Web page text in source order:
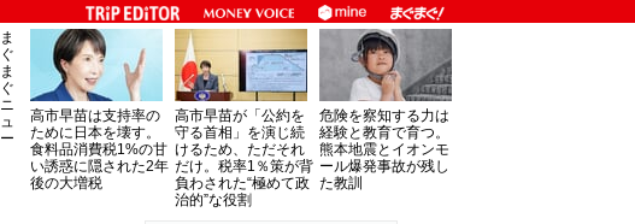
ま
ぐ
ま
ぐ
ニ
ュ
ー
高市早苗は支持率の
ために日本を壊す。
食料品消費税1%の甘
い誘惑に隠された2年
後の大増税
高市早苗が「公約を
守る首相」を演じ続
けるため、ただそれ
だけ。税率1％策が背
負わされた“極めて政
治的”な役割
危険を察知する力は
経験と教育で育つ。
熊本地震とイオンモ
ール爆発事故が残し
た教訓